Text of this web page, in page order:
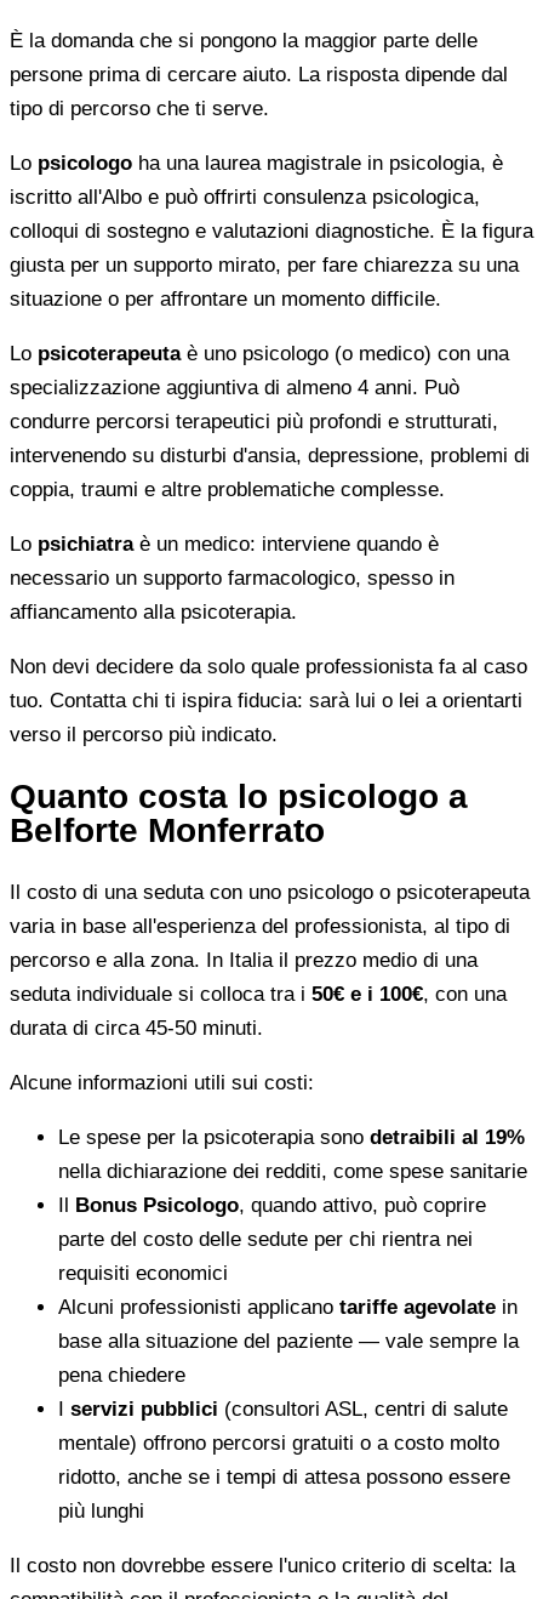
È la domanda che si pongono la maggior parte delle
persone prima di cercare aiuto. La risposta dipende dal
tipo di percorso che ti serve.
Lo psicologo ha una laurea magistrale in psicologia, è
iscritto all'Albo e può offrirti consulenza psicologica,
colloqui di sostegno e valutazioni diagnostiche. È la figura
giusta per un supporto mirato, per fare chiarezza su una
situazione o per affrontare un momento difficile.
Lo psicoterapeutaè uno psicologo (o medico) con una
specializzazione aggiuntiva di almeno 4 anni. Può
condurre percorsi terapeutici più profondi e strutturati,
intervenendo su disturbi d'ansia, depressione, problemi di
coppia, traumi e altre problematiche complesse.
Lo psichiatraè un medico: interviene quando è
necessario un supporto farmacologico, spesso in
affiancamento alla psicoterapia.
Non devi decidere da solo quale professionista fa al caso
tuo. Contatta chi ti ispira fiducia: sarà lui o lei a orientarti
verso il percorso più indicato.
Quanto costa lo psicologo a
Belforte Monferrato
Il costo di una seduta con uno psicologo o psicoterapeuta
varia in base all'esperienza del professionista, al tipo di
percorso e alla zona. In Italia il prezzo medio di una
seduta individuale si colloca tra i 50€ e i 100€, con una
durata di circa 45-50 minuti.
Alcune informazioni utili sui costi:
Le spese per la psicoterapia sono detraibili al 19%
nella dichiarazione dei redditi, come spese sanitarie
Il Bonus Psicologo, quando attivo, può coprire
parte del costo delle sedute per chi rientra nei
requisiti economici
Alcuni professionisti applicano tariffe agevolate in
base alla situazione del paziente — vale sempre la
pena chiedere
I servizi pubblici (consultori ASL, centri di salute
mentale) offrono percorsi gratuiti o a costo molto
ridotto, anche se i tempi di attesa possono essere
più lunghi
Il costo non dovrebbe essere l'unico criterio di scelta: la